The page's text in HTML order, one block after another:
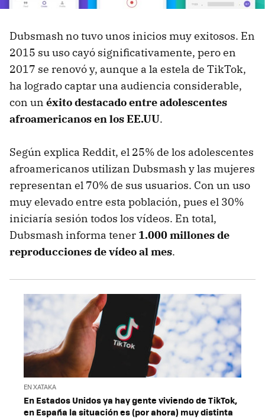
Dubsmash no tuvo unos inicios muy exitosos. En
2015 su uso cayó significativamente, pero en
2017 se renovó y, aunque a la estela de TikTok,
ha logrado captar una audiencia considerable,
con un éxito destacado entre adolescentes
afroamericanos en los EE.UU.
Según explica Reddit, el 25% de los adolescentes
afroamericanos utilizan Dubsmash y las mujeres
representan el 70% de sus usuarios. Con un uso
muy elevado entre esta población, pues el 30%
iniciaría sesión todos los vídeos. En total,
Dubsmash informa tener 1.000 millones de
reproducciones de vídeo al mes.
EN XATAKA
En Estados Unidos ya hay gente viviendo de TikTok,
en España la situación es (por ahora) muy distinta